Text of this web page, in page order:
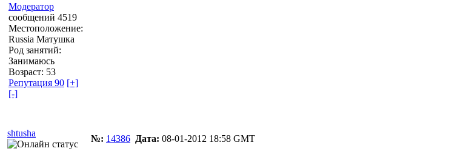
Модератор
сообщений 4519
Местоположение:
Russia Матушка
Род занятий:
Занимаюсь
Возраст: 53
Репутация 90 [+]
[-]
shtusha
№: 14386 Дата: 08-01-2012 18:58 GMT